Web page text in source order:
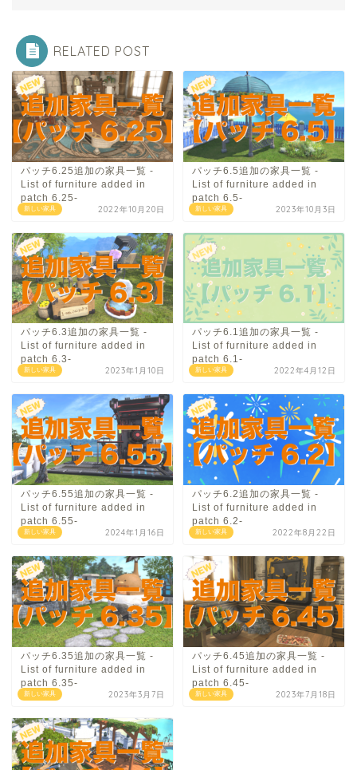
RELATED POST
新しい家具
パッチ6.25追加の家具一覧 -
List of furniture added in
patch 6.25-
2022年10月20日 新しい家具
パッチ6.5追加の家具一覧 -
List of furniture added in
patch 6.5-
2023年10月3日
新しい家具
パッチ6.3追加の家具一覧 -
List of furniture added in
patch 6.3-
2023年1月10日 新しい家具
パッチ6.1追加の家具一覧 -
List of furniture added in
patch 6.1-
2022年4月12日
新しい家具
パッチ6.55追加の家具一覧 -
List of furniture added in
patch 6.55-
2024年1月16日 新しい家具
パッチ6.2追加の家具一覧 -
List of furniture added in
patch 6.2-
2022年8月22日
新しい家具
パッチ6.35追加の家具一覧 -
List of furniture added in
patch 6.35-
2023年3月7日 新しい家具
パッチ6.45追加の家具一覧 -
List of furniture added in
patch 6.45-
2023年7月18日